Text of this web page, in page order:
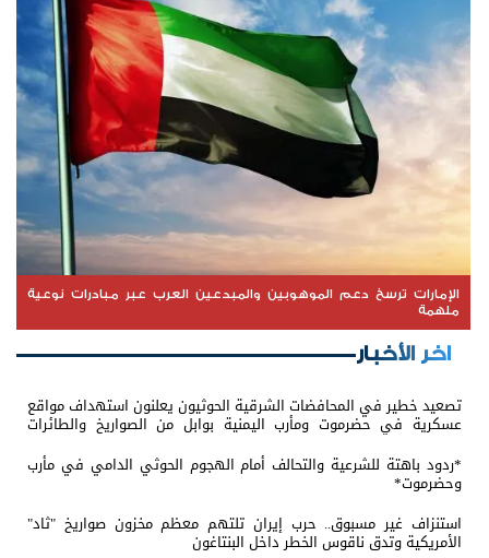
الإمارات ترسخ دعم الموهوبين والمبدعين العرب عبر مبادرات نوعية
ملهمة
اخر الأخبار
تصعيد خطير في المحافضات الشرقية الحوثيون يعلنون استهداف مواقع
عسكرية في حضرموت ومأرب اليمنية بوابل من الصواريخ والطائرات
*ردود باهتة للشرعية والتحالف أمام الهجوم الحوثي الدامي في مأرب
وحضرموت*
استنزاف غير مسبوق.. حرب إيران تلتهم معظم مخزون صواريخ "ثاد"
الأمريكية وتدق ناقوس الخطر داخل البنتاغون